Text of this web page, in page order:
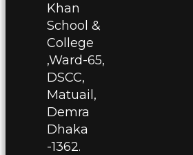
Khan
School &
College
,Ward-65,
DSCC,
Matuail,
Demra
Dhaka
-1362.